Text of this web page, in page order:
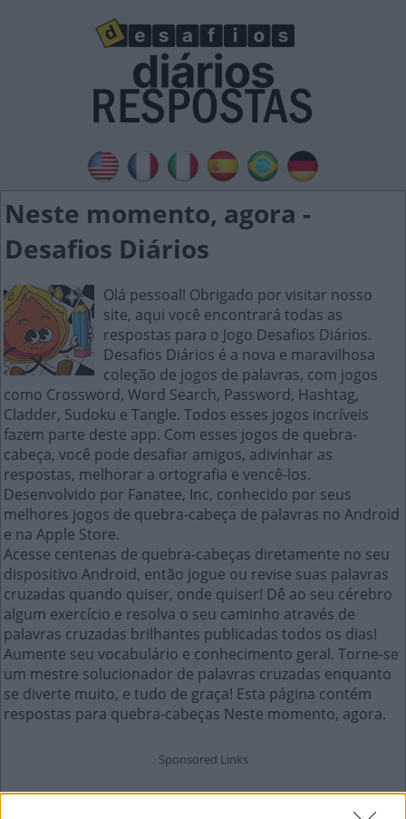
Neste momento, agora -
Desafios Diários
Olá pessoal! Obrigado por visitar nosso
site, aqui você encontrará todas as
respostas para o Jogo Desafios Diários.
Desafios Diários é a nova e maravilhosa
coleção de jogos de palavras, com jogos
como Crossword, Word Search, Password, Hashtag,
Cladder, Sudoku e Tangle. Todos esses jogos incríveis
fazem parte deste app. Com esses jogos de quebra-
cabeça, você pode desafiar amigos, adivinhar as
respostas, melhorar a ortografia e vencê-los.
Desenvolvido por Fanatee, Inc, conhecido por seus
melhores jogos de quebra-cabeça de palavras no Android
e na Apple Store.
Acesse centenas de quebra-cabeças diretamente no seu
dispositivo Android, então jogue ou revise suas palavras
cruzadas quando quiser, onde quiser! Dê ao seu cérebro
algum exercício e resolva o seu caminho através de
palavras cruzadas brilhantes publicadas todos os dias!
Aumente seu vocabulário e conhecimento geral. Torne-se
um mestre solucionador de palavras cruzadas enquanto
se diverte muito, e tudo de graça! Esta página contém
respostas para quebra-cabeças Neste momento, agora.